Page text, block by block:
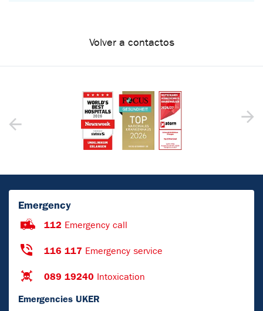
Volver a contactos
Emergency
112 Emergency call
116 117 Emergency service
089 19240 Intoxication
Emergencies UKER